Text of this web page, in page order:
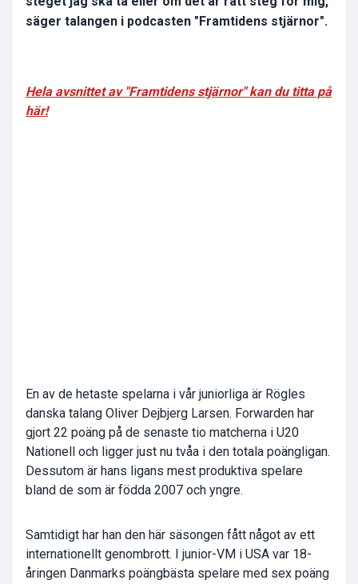
säger talangen i podcasten "Framtidens stjärnor".
Hela avsnittet av "Framtidens stjärnor" kan du titta på
här!
En av de hetaste spelarna i vår juniorliga är Rögles
danska talang Oliver Dejbjerg Larsen. Forwarden har
gjort 22 poäng på de senaste tio matcherna i U20
Nationell och ligger just nu tvåa i den totala poängligan.
Dessutom är hans ligans mest produktiva spelare
bland de som är födda 2007 och yngre.
Samtidigt har han den här säsongen fått något av ett
internationellt genombrott. I junior-VM i USA var 18-
åringen Danmarks poängbästa spelare med sex poäng